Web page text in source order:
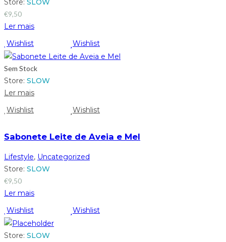
Store: SLOW
€9,50
Ler mais
Wishlist
Wishlist
Sem Stock
Store: SLOW
Ler mais
Wishlist
Wishlist
Sabonete Leite de Aveia e Mel
Lifestyle, Uncategorized
Store: SLOW
€9,50
Ler mais
Wishlist
Wishlist
Store: SLOW